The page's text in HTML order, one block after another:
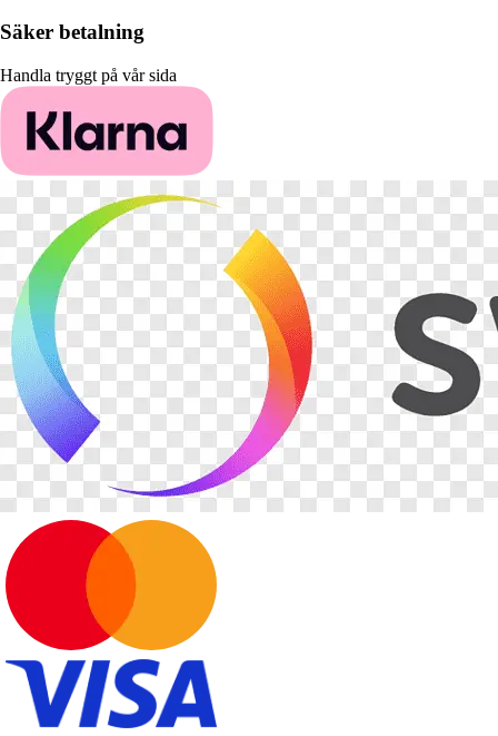
Säker betalning
Handla tryggt på vår sida